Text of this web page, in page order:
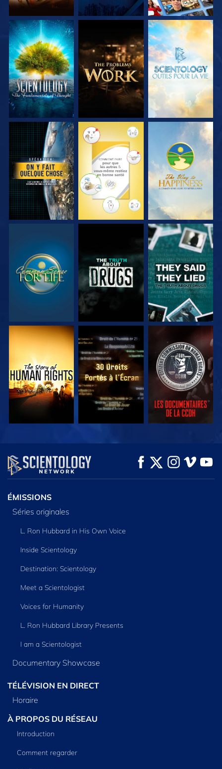
DÉCOUVRIR LES
SÉRIES
DÉCOUVRIR LES
SÉRIES
DÉCOUVRIR LES
SÉRIES
REGARDER REGARDER REGARDER
REGARDER REGARDER REGARDER
REGARDER REGARDER REGARDER
REGARDER REGARDER
DÉCOUVRIR LES
SÉRIES
ÉMISSIONS
Séries originales
L. Ron Hubbard in His Own Voice
Inside Scientology
Destination: Scientology
Meet a Scientologist
Voices for Humanity
L. Ron Hubbard Library Presents
I am a Scientologist
Documentary Showcase
TÉLÉVISION EN DIRECT
Horaire
À PROPOS DU RÉSEAU
Introduction
Comment regarder